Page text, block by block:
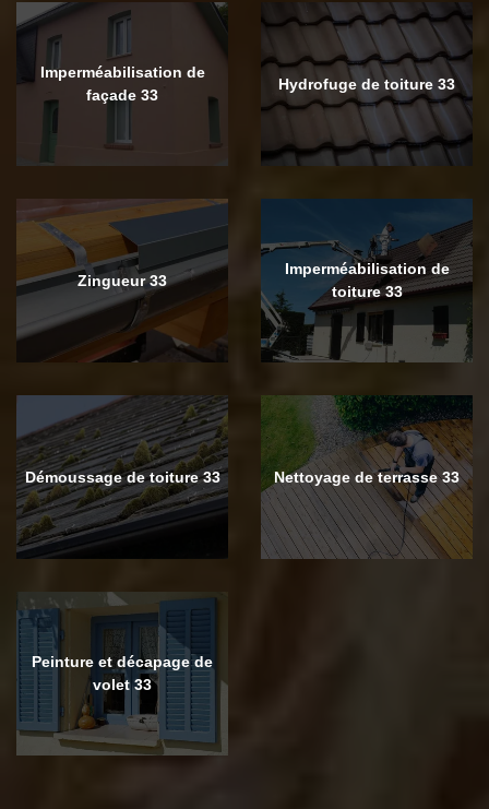
Imperméabilisation de
façade 33
Hydrofuge de toiture 33
Zingueur 33
Imperméabilisation de
toiture 33
Démoussage de toiture 33 Nettoyage de terrasse 33
Peinture et décapage de
volet 33